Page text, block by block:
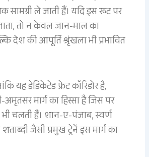
ले जाती हैं। यदि इस रूट पर
तो न केवल जान-माल का
देश की आपूर्ति श्रृंखला भी प्रभावित
यह डेडिकेटेड फ्रेट कॉरिडोर है,
मार्ग का हिस्सा है जिस पर
भी चलती हैं। शान-ए-पंजाब, स्वर्ण
जैसी प्रमुख ट्रेनें इस मार्ग का